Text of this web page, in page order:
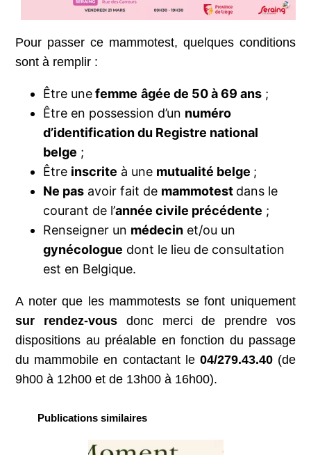
Pour passer ce mammotest, quelques conditions
sont à remplir :
Être unefemme âgée de 50 à 69 ans ;
Être en possession d’un numéro
d’identification du Registre national
belge ;
Être inscrite à une mutualité belge ;
Ne pas avoir fait de mammotest dans le
courant de l’année civile précédente ;
Renseigner un médecin et/ou un
gynécologue dont le lieu de consultation
est en Belgique.
A noter que les mammotests se font uniquement
sur rendez-vous donc merci de prendre vos
dispositions au préalable en fonction du passage
du mammobile en contactant le 04/279.43.40(de
9h00 à 12h00 et de 13h00 à 16h00).
Publications similaires